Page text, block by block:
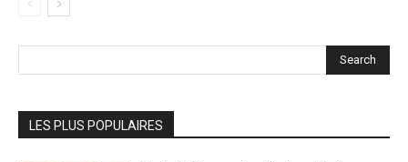
Search
LES PLUS POPULAIRES